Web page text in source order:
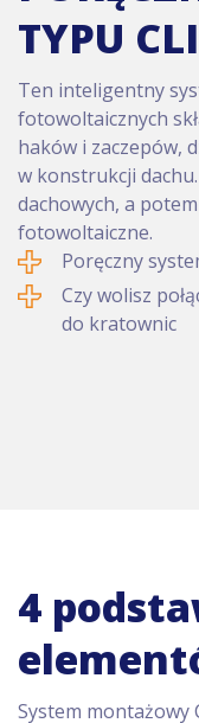
TYPU
Ten inteligentny
fotowoltaicznych
haków i zaczepów,
w konstrukcji
dachowych, a
fotowoltaiczne.
Poręczny
Czy wolisz
do kratownic
4
System montażowy